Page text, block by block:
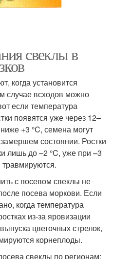
свеклы в
когда установится
случае всходов можно
если температура
появятся уже через 12–
+3 °C, семена могут
состоянии. Ростки
лишь до –2 °C, уже при –3
с посевом свеклы не
посева моркови. Если
когда температура
из-за яровизации
цветочных стрелок,
корнеплоды.
свеклы по регионам: